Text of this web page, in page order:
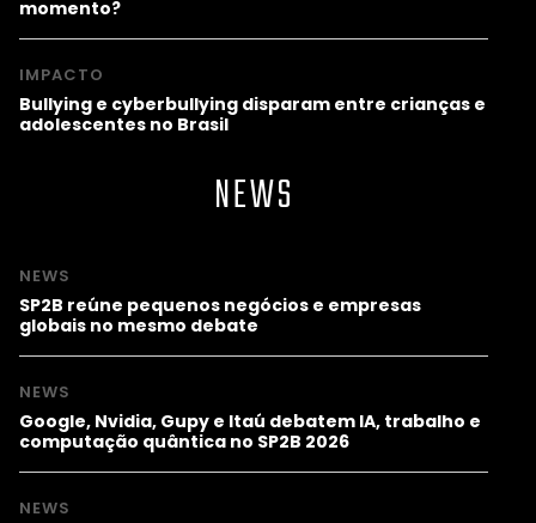
momento?
IMPACTO
Bullying e cyberbullying disparam entre crianças e
adolescentes no Brasil
NEWS
NEWS
SP2B reúne pequenos negócios e empresas
globais no mesmo debate
NEWS
Google, Nvidia, Gupy e Itaú debatem IA, trabalho e
computação quântica no SP2B 2026
NEWS